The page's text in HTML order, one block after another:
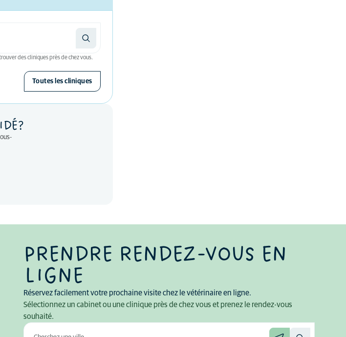
des cliniques près de chez vous.
Toutes les cliniques
PRENDRE RENDEZ-VOUS EN
LIGNE
Réservez facilement votre prochaine visite chez le vétérinaire en ligne.
Sélectionnez un cabinet ou une clinique près de chez vous et prenez le rendez-vous
souhaité.